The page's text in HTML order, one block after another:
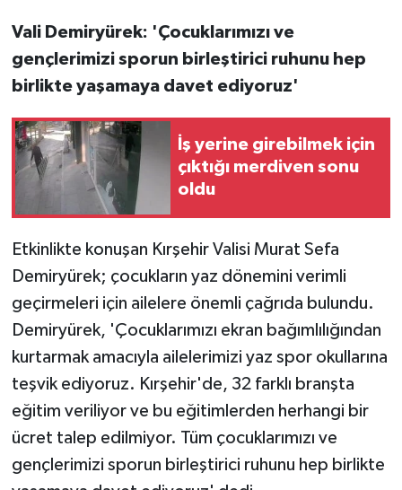
Vali Demiryürek: 'Çocuklarımızı ve
gençlerimizi sporun birleştirici ruhunu hep
birlikte yaşamaya davet ediyoruz'
İş yerine girebilmek için
çıktığı merdiven sonu
oldu
Etkinlikte konuşan Kırşehir Valisi Murat Sefa
Demiryürek; çocukların yaz dönemini verimli
geçirmeleri için ailelere önemli çağrıda bulundu.
Demiryürek, 'Çocuklarımızı ekran bağımlılığından
kurtarmak amacıyla ailelerimizi yaz spor okullarına
teşvik ediyoruz. Kırşehir'de, 32 farklı branşta
eğitim veriliyor ve bu eğitimlerden herhangi bir
ücret talep edilmiyor. Tüm çocuklarımızı ve
gençlerimizi sporun birleştirici ruhunu hep birlikte